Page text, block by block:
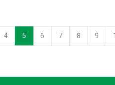
4 5 6 7 8 9